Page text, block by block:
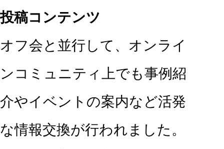
投稿コンテンツ
オフ会と並行して、オンライ
ンコミュニティ上でも事例紹
介やイベントの案内など活発
な情報交換が行われました。